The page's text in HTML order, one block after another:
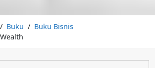
Buku
Buku Bisnis